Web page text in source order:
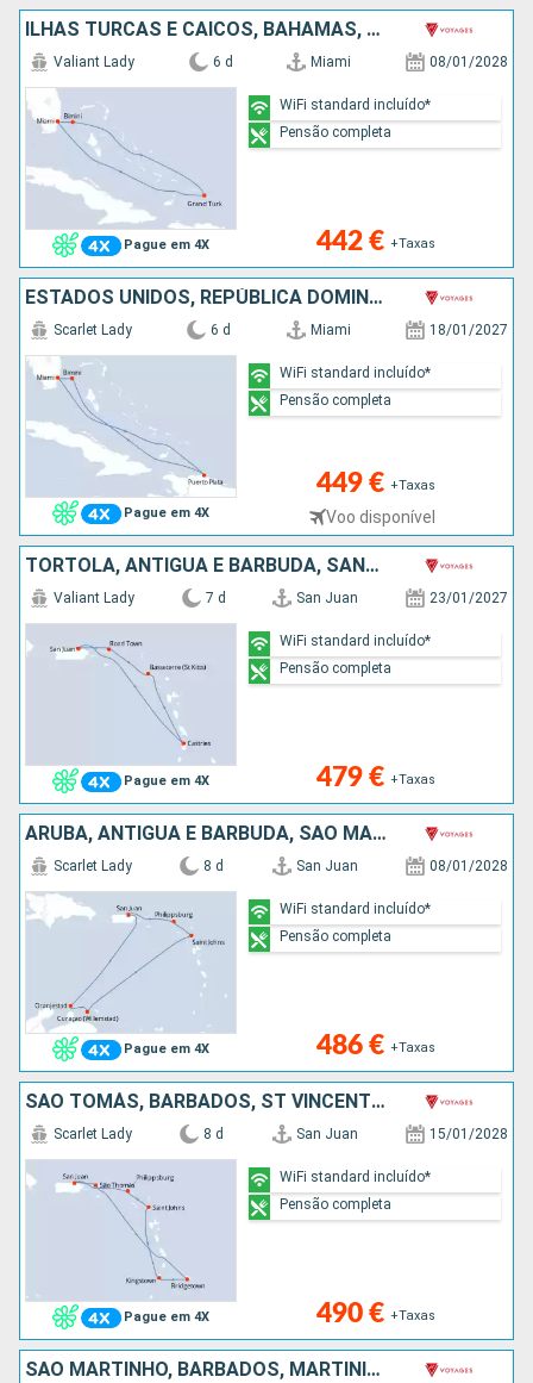
ILHAS TURCAS E CAICOS, BAHAMAS, ESTADOS UNIDOS
Pague em 4X
Valiant Lady 6 d Miami 08/01/2028
442 € +Taxas
WiFi standard incluído*
Pensão completa
ESTADOS UNIDOS, REPÚBLICA DOMINICANA, BAHAMAS
Pague em 4X
Scarlet Lady 6 d Miami 18/01/2027
449 € +Taxas
Voo disponível
WiFi standard incluído*
Pensão completa
TORTOLA, ANTÍGUA E BARBUDA, SANTA LÚCIA, PORTO RICO
Pague em 4X
Valiant Lady 7 d San Juan 23/01/2027
479 € +Taxas
WiFi standard incluído*
Pensão completa
ARUBA, ANTÍGUA E BARBUDA, SÃO MARTINHO, PORTO RICO
Pague em 4X
Scarlet Lady 8 d San Juan 08/01/2028
486 € +Taxas
WiFi standard incluído*
Pensão completa
SÃO TOMÁS, BARBADOS, ST VINCENT E GRENADINES, ANTÍGUA E BARBUDA, SÃO MARTINHO, PORTO RICO
Pague em 4X
Scarlet Lady 8 d San Juan 15/01/2028
490 € +Taxas
WiFi standard incluído*
Pensão completa
SÃO MARTINHO, BARBADOS, MARTINICA, SÃO TOMÁS, PORTO RICO